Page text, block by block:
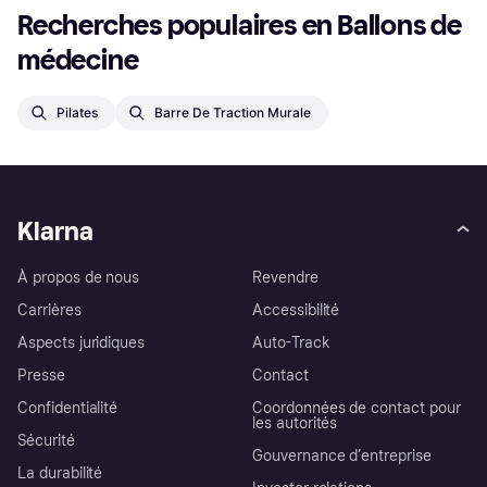
Recherches populaires en Ballons de
médecine
Pilates Barre De Traction Murale
Klarna
À propos de nous
Carrières
Aspects juridiques
Presse
Confidentialité
Sécurité
La durabilité
Revendre
Accessibilité
Auto-Track
Contact
Coordonnées de contact pour
les autorités
Gouvernance d’entreprise